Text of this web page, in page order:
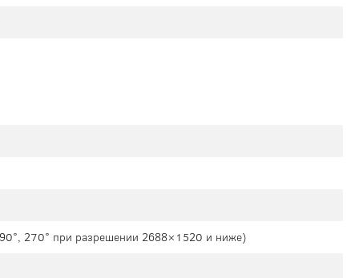
270° при разрешении 2688×1520 и ниже)